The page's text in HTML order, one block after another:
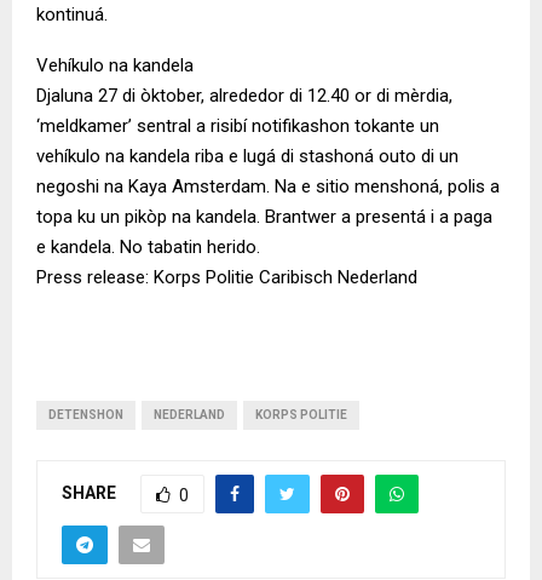
kontinuá.
Vehíkulo na kandela
Djaluna 27 di òktober, alrededor di 12.40 or di mèrdia,
‘meldkamer’ sentral a risibí notifikashon tokante un
vehíkulo na kandela riba e lugá di stashoná outo di un
negoshi na Kaya Amsterdam. Na e sitio menshoná, polis a
topa ku un pikòp na kandela. Brantwer a presentá i a paga
e kandela. No tabatin herido.
Press release: Korps Politie Caribisch Nederland
DETENSHON NEDERLAND KORPS POLITIE
SHARE 0